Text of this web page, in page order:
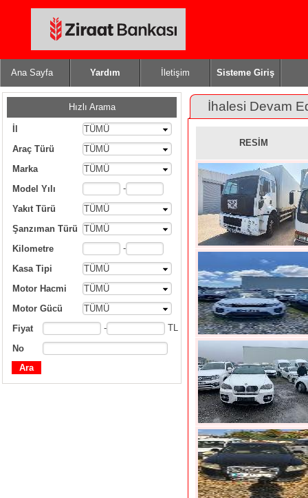
Ana Sayfa Yardım İletişim Sisteme Giriş
Hızlı Arama
TÜMÜ
Araç Türü
TÜMÜ
Marka
TÜMÜ
Model Yılı
-
Yakıt Türü
TÜMÜ
Şanzıman Türü
TÜMÜ
Kilometre
-
Kasa Tipi
TÜMÜ
Motor Hacmi
TÜMÜ
Motor Gücü
TÜMÜ
Fiyat
- TL
No
İhalesi Devam
RESİM